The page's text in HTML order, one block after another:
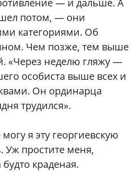
потом, — они
категориями. Об
Чем позже, тем выше
«Через неделю гляжу —
особиста выше всех и
Он ординарца
трудился».
я эту георгиевскую
Уж простите меня,
краденая.